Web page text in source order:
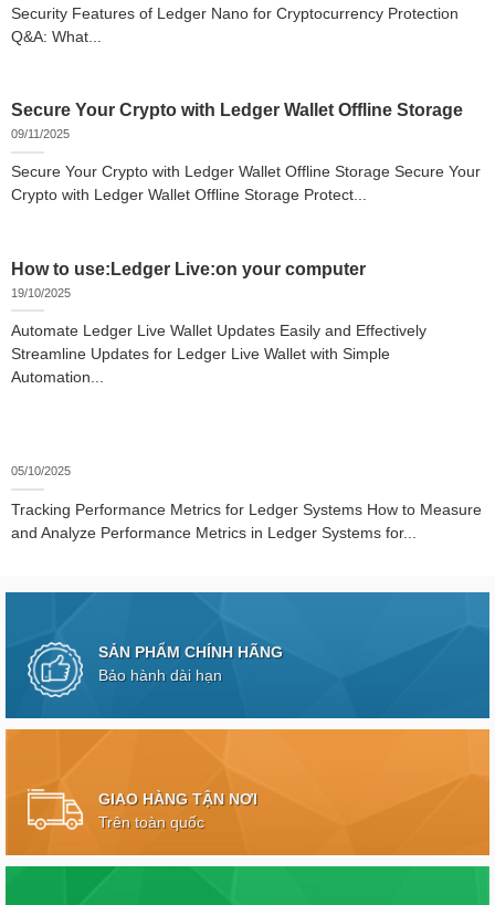
Security Features of Ledger Nano for Cryptocurrency Protection
Q&A: What...
Secure Your Crypto with Ledger Wallet Offline Storage
09/11/2025
Secure Your Crypto with Ledger Wallet Offline Storage Secure Your
Crypto with Ledger Wallet Offline Storage Protect...
How to use:Ledger Live:on your computer
19/10/2025
Automate Ledger Live Wallet Updates Easily and Effectively
Streamline Updates for Ledger Live Wallet with Simple
Automation...
05/10/2025
Tracking Performance Metrics for Ledger Systems How to Measure
and Analyze Performance Metrics in Ledger Systems for...
SẢN PHẨM CHÍNH HÃNG
Bảo hành dài hạn
GIAO HÀNG TẬN NƠI
Trên toàn quốc